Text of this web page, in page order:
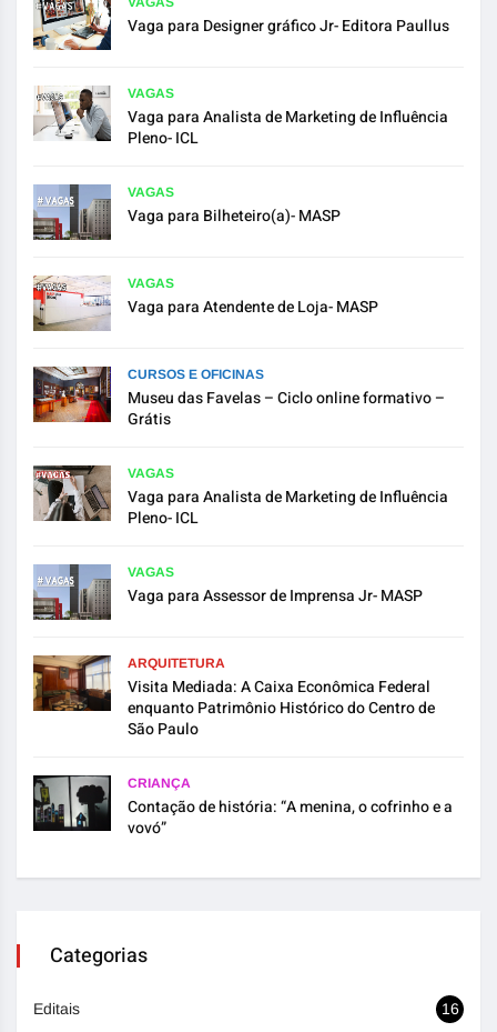
Vaga para Designer gráfico Jr- Editora Paullus
VAGAS
Vaga para Analista de Marketing de Influência
Pleno- ICL
VAGAS
Vaga para Bilheteiro(a)- MASP
VAGAS
Vaga para Atendente de Loja- MASP
CURSOS E OFICINAS
Museu das Favelas – Ciclo online formativo –
Grátis
VAGAS
Vaga para Analista de Marketing de Influência
Pleno- ICL
VAGAS
Vaga para Assessor de Imprensa Jr- MASP
ARQUITETURA
Visita Mediada: A Caixa Econômica Federal
enquanto Patrimônio Histórico do Centro de
São Paulo
CRIANÇA
Contação de história: “A menina, o cofrinho e a
vovó”
Categorias
Editais 16